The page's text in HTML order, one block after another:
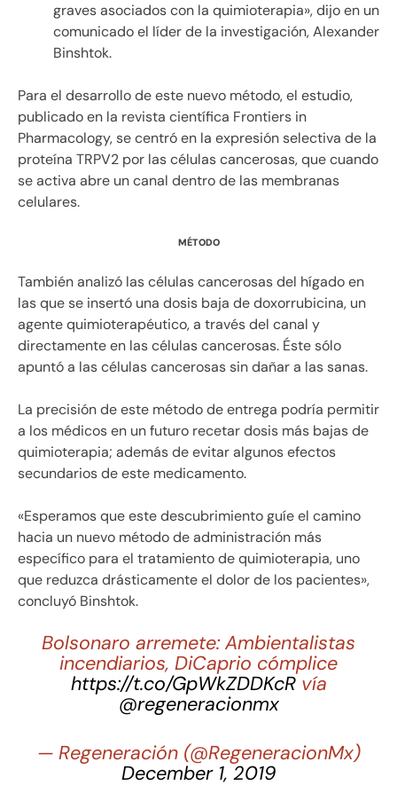
graves asociados con la quimioterapia», dijo en un
comunicado el líder de la investigación, Alexander
Binshtok.
Para el desarrollo de este nuevo método, el estudio,
publicado en la revista científica Frontiers in
Pharmacology, se centró en la expresión selectiva de la
proteína TRPV2 por las células cancerosas, que cuando
se activa abre un canal dentro de las membranas
celulares.
MÉTODO
También analizó las células cancerosas del hígado en
las que se insertó una dosis baja de doxorrubicina, un
agente quimioterapéutico, a través del canal y
directamente en las células cancerosas. Éste sólo
apuntó a las células cancerosas sin dañar a las sanas.
La precisión de este método de entrega podría permitir
a los médicos en un futuro recetar dosis más bajas de
quimioterapia; además de evitar algunos efectos
secundarios de este medicamento.
«Esperamos que este descubrimiento guíe el camino
hacia un nuevo método de administración más
específico para el tratamiento de quimioterapia, uno
que reduzca drásticamente el dolor de los pacientes»,
concluyó Binshtok.
Bolsonaro arremete: Ambientalistas
incendiarios, DiCaprio cómplice
https://t.co/GpWkZDDKcRvía
@regeneracionmx
— Regeneración (@RegeneracionMx)
December 1, 2019